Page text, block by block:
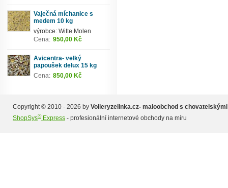
Vaječná míchanice s
medem 10 kg
výrobce: Witte Molen
Cena: 950,00 Kč
Avicentra- velký
papoušek delux 15 kg
Cena: 850,00 Kč
Copyright © 2010 - 2026 by Volieryzelinka.cz- maloobchod s
ShopSys®Express - profesionální internetové obchody na míru